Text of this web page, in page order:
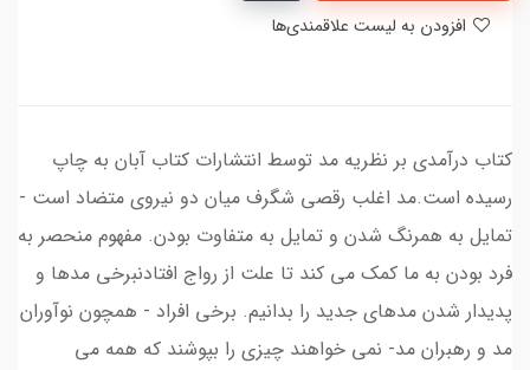
کتاب درآمدی بر نظریه مد توسط انتشارات کتاب آبان به چاپ
رسیده است.مد اغلب رقصی شگرف میان دو نیروی متضاد است -
تمایل به همرنگ شدن و تمایل به متفاوت بودن. مفهوم منحصر به
فرد بودن به ما کمک می کند تا علت از رواج افتادنبرخی مدها و
پدیدار شدن مدهای جدید را بدانیم. برخی افراد - همچون نوآوران
مد و رهبران مد- نمی خواهند چیزی را بپوشند که همه می